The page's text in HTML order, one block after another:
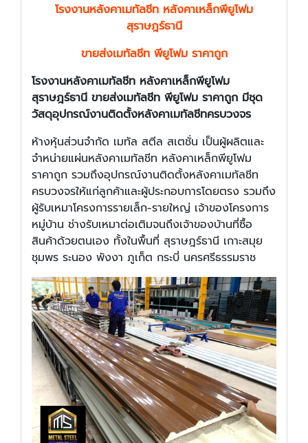
โรงงานหลังคาเมทัลชีท หลังคาเหล็กพียูโฟม
สุราษฎร์ธานี
ขายส่งเมทัลชีท พียูโฟม ราคาถูก
โรงงานหลังคาเมทัลชีท หลังคาเหล็กพียูโฟม
สุราษฎร์ธานี ขายส่งเมทัลชีท พียูโฟม ราคาถูก มีชุด
วัสดุอุปกรณ์งานติดตั้งหลังคาเมทัลชีทครบวงจร
ห้างหุ้นส่วนจำกัด เมทัล สตีล สเตชั่น เป็นผู้ผลิตและ
จำหน่ายแผ่นหลังคาเมทัลชีท หลังคาเหล็กพียูโฟม
ราคาถูก รวมถึงอุปกรณ์งานติดตั้งหลังคาเมทัลชีท
ครบวงจรให้แก่ลูกค้าและผู้ประกอบการโดยตรง รวมถึง
ผู้รับเหมาโครงการรายเล็ก-รายใหญ่ เจ้าของโครงการ
หมู่บ้าน ช่างรับเหมาต่อเติมจนถึงเจ้าของบ้านที่ซื้อ
สินค้าด้วยตนเอง ทั้งในพื้นที่ สุราษฎร์ธานี เกาะสมุย
ชุมพร ระนอง พังงา ภูเก็ต กระบี่ นครศรีธรรมราช